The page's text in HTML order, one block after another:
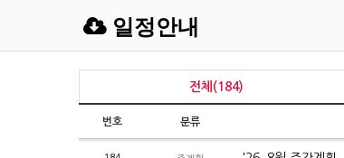
일정안내
전체(184)
번호 분류